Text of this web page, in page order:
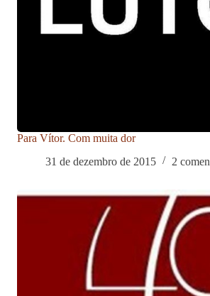
Para Vítor. Com muita dor
31 de dezembro de 2015
2